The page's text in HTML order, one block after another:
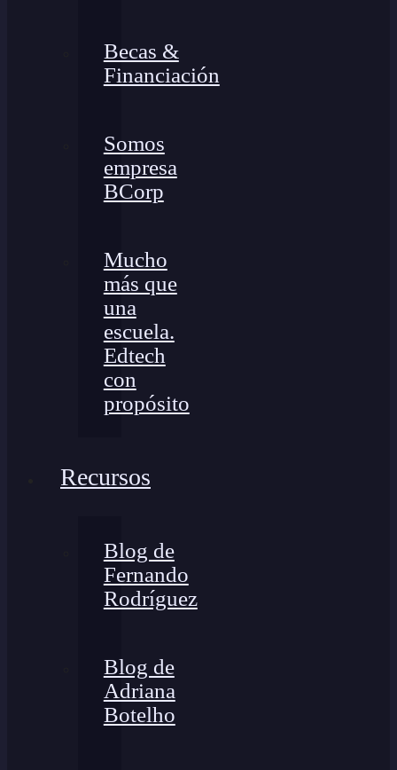
Becas &
Financiación
Somos
empresa
BCorp
Mucho
más que
una
escuela.
Edtech
con
propósito
Recursos
Blog de
Fernando
Rodríguez
Blog de
Adriana
Botelho